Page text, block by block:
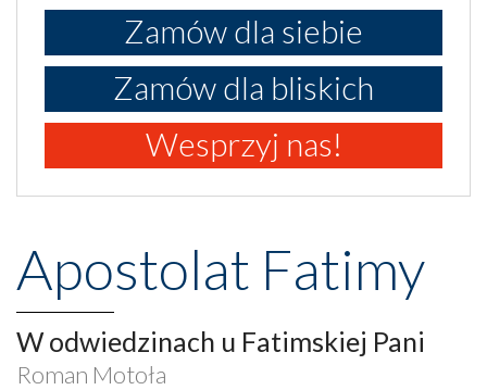
Zamów dla siebie
Zamów dla bliskich
Wesprzyj nas!
Apostolat Fatimy
W odwiedzinach u Fatimskiej Pani
Roman Motoła